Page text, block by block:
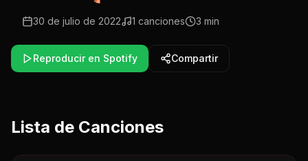
30 de julio de 2022 1 canciones 3 min
Reproducir en Spotify Compartir
Lista de Canciones